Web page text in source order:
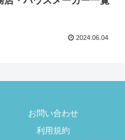
2024.06.04
お問い合わせ
利用規約